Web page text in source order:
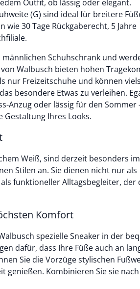
Outfit, ob lässig oder elegant.
(G) sind ideal für breitere
30 Tage Rückgaberecht, 5 Jahre
Schuhschrank und
Walbusch bieten hohen
nur Freizeitschuhe und können
besondere Etwas zu verleihen.
Anzug oder lässig für den Sommer
Gestaltung Ihres Looks.
Weiß, sind derzeit besonders
Stilen an. Sie dienen nicht nur als
funktioneller Alltagsbegleiter, der
Komfort
spezielle Sneaker in der
dafür, dass Ihre Füße auch an
Sie die Vorzüge stylischen
genießen. Kombinieren Sie sie nach